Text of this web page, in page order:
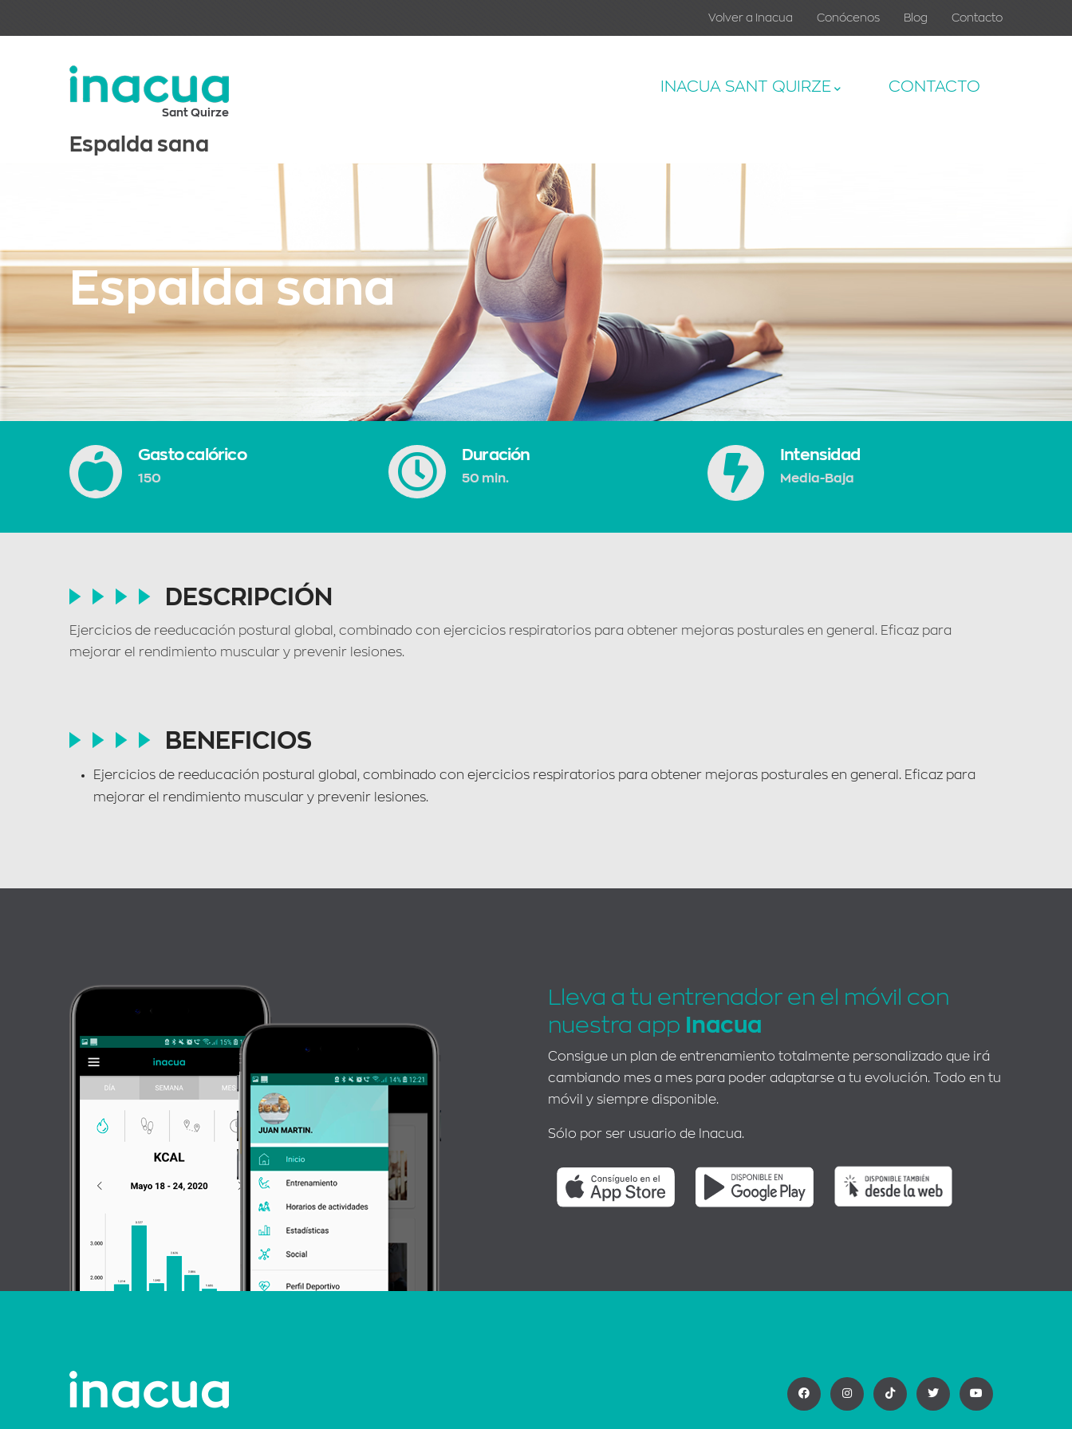
Volver a Inacua Conócenos Blog Contacto
Sant Quirze
INACUA SANT QUIRZE CONTACTO
Espalda sana
Espalda sana
Gasto calórico
150
Duración
50 min.
Intensidad
Media-Baja
DESCRIPCIÓN
Ejercicios de reeducación postural global, combinado con ejercicios respiratorios para obtener mejoras posturales en general. Eficaz para
mejorar el rendimiento muscular y prevenir lesiones.
BENEFICIOS
Ejercicios de reeducación postural global, combinado con ejercicios respiratorios para obtener mejoras posturales en general. Eficaz para
mejorar el rendimiento muscular y prevenir lesiones.
Lleva a tu entrenador en el móvil con
nuestra app
Inacua
Consigue un plan de entrenamiento totalmente personalizado que irá
cambiando mes a mes para poder adaptarse a tu evolución. Todo en tu
móvil y siempre disponible.
Sólo por ser usuario de Inacua.